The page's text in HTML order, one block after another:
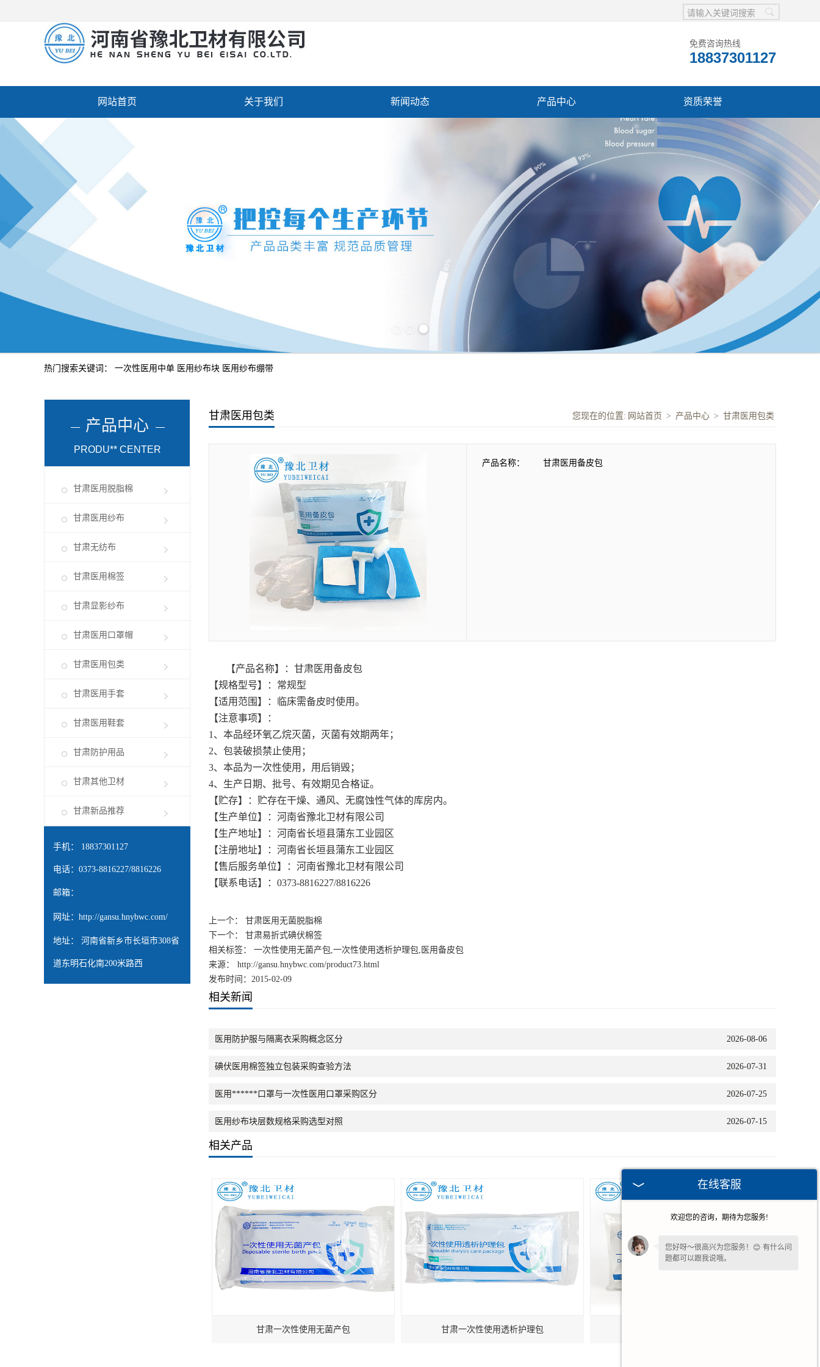
免费咨询热线
18837301127
网站首页 关于我们 新闻动态 产品中心 资质荣誉
厂房设备
热门搜索关键词： 一次性医用中单 医用纱布块 医用纱布绷带
产品中心
PRODU** CENTER
甘肃医用脱脂棉
甘肃医用纱布
甘肃无纺布
甘肃医用棉签
甘肃显影纱布
甘肃医用口罩帽
甘肃医用包类
甘肃医用手套
甘肃医用鞋套
甘肃防护用品
甘肃其他卫材
甘肃新品推荐
手机： 18837301127
电话：0373-8816227/8816226
邮箱：
网址： http://gansu.hnybwc.com/
地址： 河南省新乡市长垣市308省
道东明石化南200米路西
甘肃医用包类 您现在的位置: 网站首页 > 产品中心 > 甘肃医用包类
产品名称： 甘肃医用备皮包
【产品名称】： 甘肃医用备皮包
【规格型号】：常规型
【适用范围】：临床需备皮时使用。
【注意事项】：
1 、本品经环氧乙烷灭菌，灭菌有效期两年；
2、包装破损禁止使用；
3、本品为一次性使用，用后销毁；
4、生产日期、批号、有效期见合格证。
【贮存】：贮存在干燥、通风、无腐蚀性气体的库房内。
【生产单位】：河南省豫北卫材有限公司
【生产地址】：河南省长垣县蒲东工业园区
【注册地址】：河南省长垣县蒲东工业园区
【售后服务单位】：河南省豫北卫材有限公司
【联系电话】： 0373-8816227/8816226
上一个：
甘肃医用无菌脱脂棉
下一个：
甘肃易折式碘伏棉签
相关标签： 一次性使用无菌产包,一次性使用透析护理包,医用备皮包
来源：
http://gansu.hnybwc.com/product73.html
发布时间：2015-02-09
相关新闻
2026-08-06
医用防护服与隔离衣采购概念区分
2026-07-31
碘伏医用棉签独立包装采购查验方法
2026-07-25
医用******口罩与一次性医用口罩采购区分
2026-07-15
医用纱布块层数规格采购选型对照
相关产品
甘肃一次性使用无菌产包 甘肃一次性使用透析护理包
在线客服
欢迎您的咨询，期待为您服务!
您好呀～很高兴为您服务！😊 有什么问
题都可以跟我说哦。